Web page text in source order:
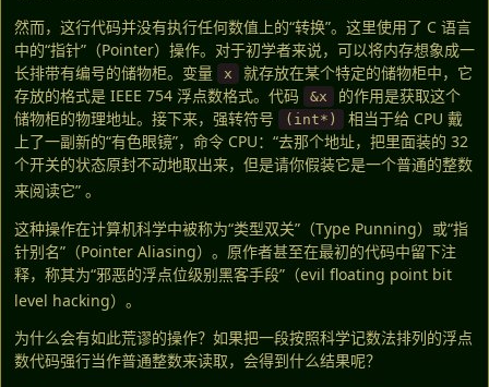
然而，这行代码并没有执行任何数值上的“转换”。这里使用了 C 语言
中的“指针”（Pointer）操作。对于初学者来说，可以将内存想象成一
长排带有编号的储物柜。变量
x
就存放在某个特定的储物柜中，它
存放的格式是 IEEE 754 浮点数格式。代码
&x
的作用是获取这个
储物柜的物理地址。接下来，强转符号
(int*)
相当于给 CPU 戴
上了一副新的“有色眼镜”，命令 CPU：“去那个地址，把里面装的 32
个开关的状态原封不动地取出来，但是请你假装它是一个普通的整数
来阅读它” 。
这种操作在计算机科学中被称为“类型双关”（Type Punning）或“指
针别名”（Pointer Aliasing）。原作者甚至在最初的代码中留下注
释，称其为“邪恶的浮点位级别黑客手段”（evil floating point bit
level hacking） 。
为什么会有如此荒谬的操作？如果把一段按照科学记数法排列的浮点
数代码强行当作普通整数来读取，会得到什么结果呢？